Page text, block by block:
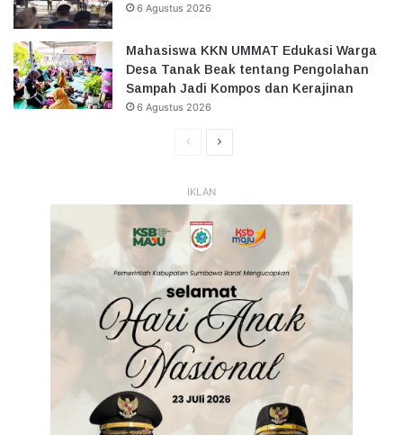
6 Agustus 2026
Mahasiswa KKN UMMAT Edukasi Warga
Desa Tanak Beak tentang Pengolahan
Sampah Jadi Kompos dan Kerajinan
6 Agustus 2026
HalamanHalaman
IKLAN